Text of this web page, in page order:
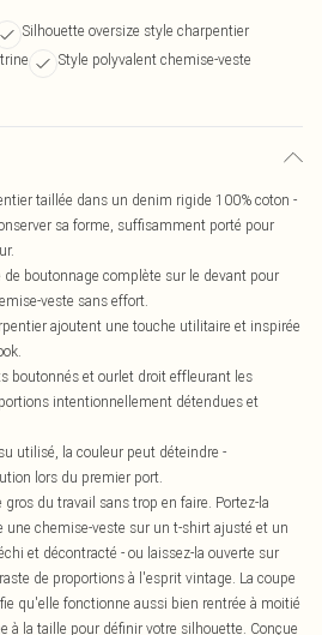
Silhouette oversize style charpentier
Style polyvalent chemise-veste
taillée dans un denim rigide 100% coton -
sa forme, suffisamment porté pour
boutonnage complète sur le devant pour
veste sans effort.
ajoutent une touche utilitaire et inspirée
boutonnés et ourlet droit effleurant les
intentionnellement détendues et
utilisé, la couleur peut déteindre -
lors du premier port.
du travail sans trop en faire. Portez-la
chemise-veste sur un t-shirt ajusté et un
et décontracté - ou laissez-la ouverte sur
de proportions à l'esprit vintage. La coupe
qu'elle fonctionne aussi bien rentrée à moitié
à la taille pour définir votre silhouette. Conçue